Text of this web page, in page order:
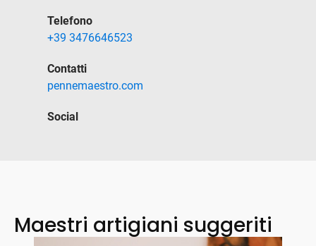
Telefono
+39 3476646523
Contatti
pennemaestro.com
Social
Maestri artigiani suggeriti